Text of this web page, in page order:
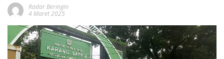
Radar Beringin
4 Maret 2025